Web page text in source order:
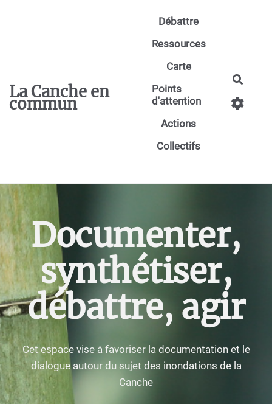
La Canche en
commun
Débattre
Ressources
Carte
Points
d'attention
Actions
Collectifs
Documenter,
synthétiser,
débattre, agir
Cet espace vise à favoriser la documentation et le
dialogue autour du sujet des inondations de la
Canche